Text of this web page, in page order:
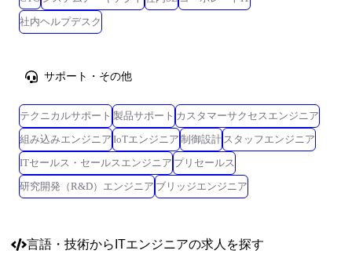
社内ヘルプデスク
サポート・その他
テクニカルサポート 製品サポート カスタマーサクセスエンジニア
組み込みエンジニア IoTエンジニア 制御設計 スタッフエンジニア
ITセールス・セールスエンジニア プリセールス
研究開発（R&D）エンジニア ブリッジエンジニア
言語・技術からITエンジニアの求人を探す